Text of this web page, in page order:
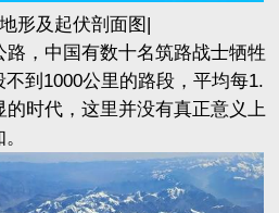
形及起伏剖面图|
，中国有数十名筑路战士牺牲
到1000公里的路段，平均每1.
的时代，这里并没有真正意义上